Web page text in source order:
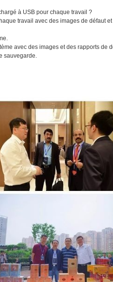
à USB pour chaque travail ?
travail avec des images de défaut
avec des images et des rapports de
sauvegarde.